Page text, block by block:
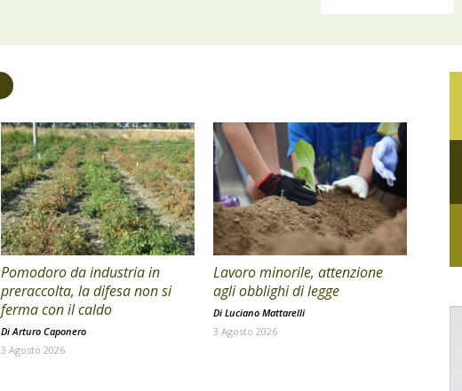
Pomodoro da industria in
preraccolta, la difesa non si
ferma con il caldo
Di Arturo Caponero
3 Agosto 2026
Lavoro minorile, attenzione
agli obblighi di legge
Di Luciano Mattarelli
3 Agosto 2026